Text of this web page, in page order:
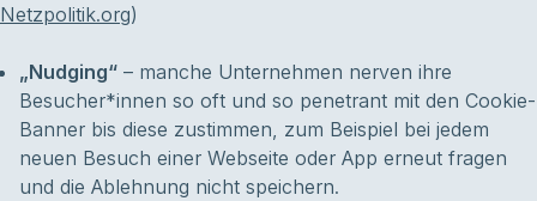
Netzpolitik.org)
„Nudging“ – manche Unternehmen nerven ihre
Besucher*innen so oft und so penetrant mit den Cookie-
Banner bis diese zustimmen, zum Beispiel bei jedem
neuen Besuch einer Webseite oder App erneut fragen
und die Ablehnung nicht speichern.